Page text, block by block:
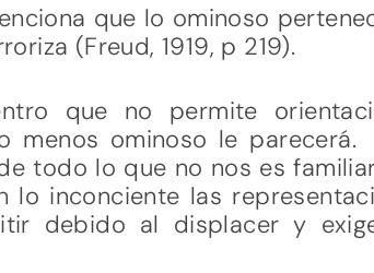
que lo ominoso
(Freud, 1919, p 219).
que no permite
menos ominoso le
todo lo que no nos es
lo inconciente las
debido al displacer y